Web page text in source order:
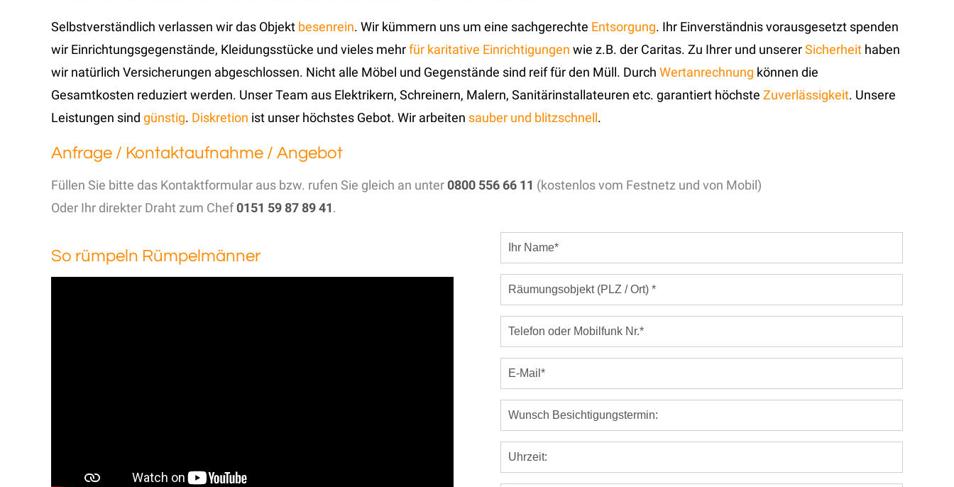
Selbstverständlich verlassen wir das Objekt besenrein. Wir kümmern uns um eine sachgerechte Entsorgung. Ihr Einverständnis vorausgesetzt spenden
wir Einrichtungsgegenstände, Kleidungsstücke und vieles mehrfür karitative Einrichtigungen wie z.B. der Caritas. Zu Ihrer und unsererSicherheit haben
wir natürlich Versicherungen abgeschlossen. Nicht alle Möbel und Gegenstände sind reif für den Müll. Durch Wertanrechnung können die
Gesamtkosten reduziert werden. Unser Team aus Elektrikern, Schreinern, Malern, Sanitärinstallateuren etc. garantiert höchste Zuverlässigkeit. Unsere
Leistungen sind günstig. Diskretion ist unser höchstes Gebot. Wir arbeiten sauber und blitzschnell.
Anfrage / Kontaktaufnahme / Angebot
Füllen Sie bitte das Kontaktformular aus bzw. rufen Sie gleich an unter0800 556 66 11 (kostenlos vom Festnetz und von Mobil)
Oder Ihr direkter Draht zum Chef0151 59 87 89 41.
So rümpeln Rümpelmänner